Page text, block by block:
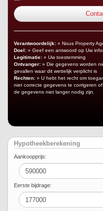
Verantwoordelijk: » Nous Property
Doel: » Geef een antwoord op Uw
Legitimatie: » Uw toestemming
Ontvanger: » Die gegevens worden
gevallen waar dit wettelijk verplicht is
Rechten: » U hebt het recht om
niet correcte gegevens te corrigeren
de gegevens niet langer nodig zijn.
Hypotheekberekening
Aankoopprijs:
Eerste bijdrage: